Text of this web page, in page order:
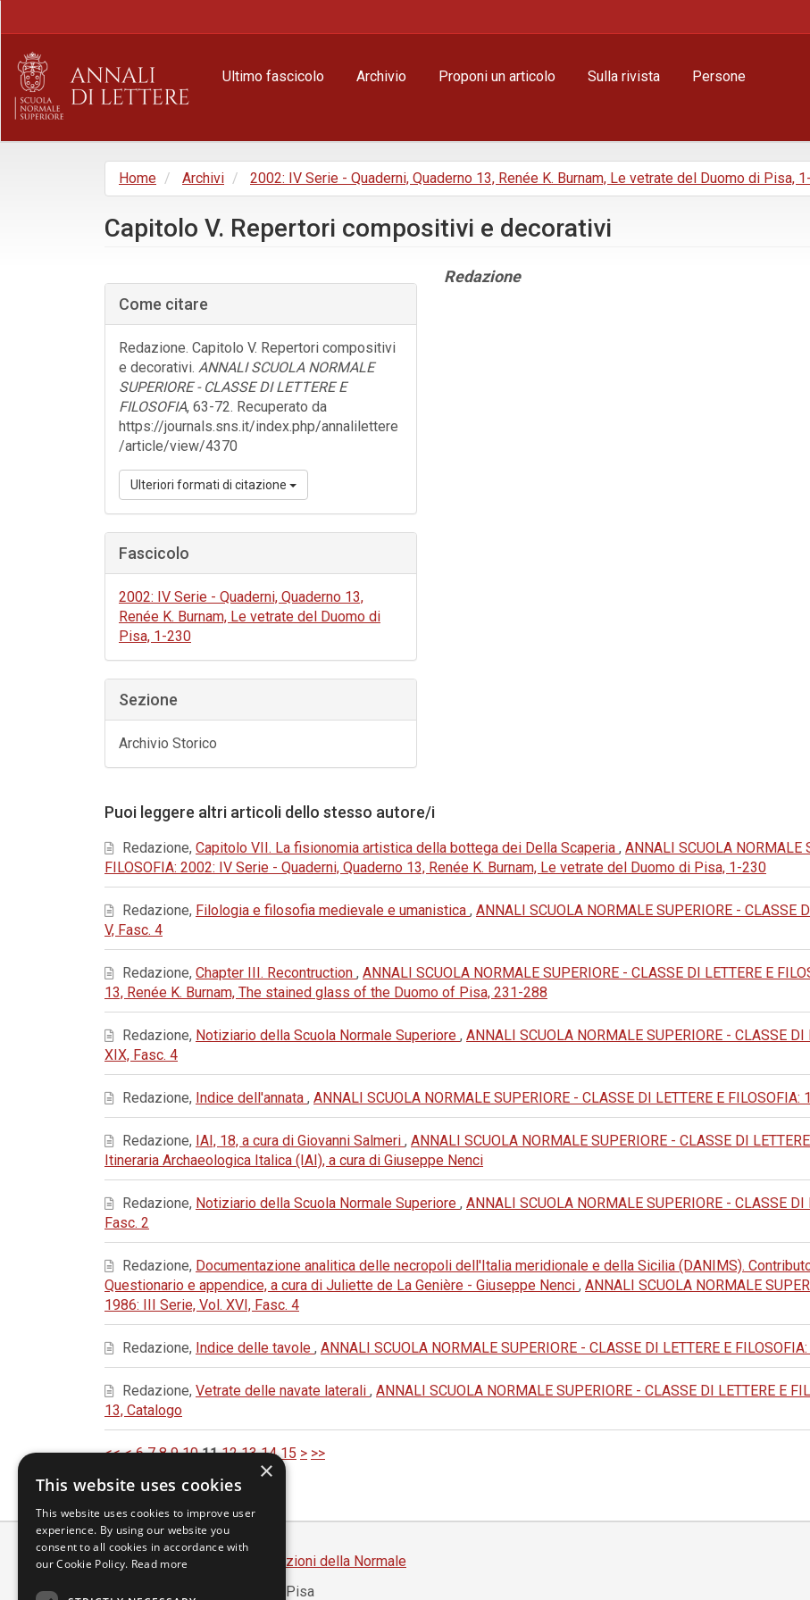
principale
Barra
laterale
Ultimo fascicolo Archivio Proponi un articolo Sulla rivista Persone
Home Archivi 2002: IV Serie - Quaderni, Quaderno 13, Renée K. Burnam, Le vetrate del Duomo di Pisa,
Capitolo V. Repertori compositivi e decorativi
laterale
dell'articolo
Come citare
Redazione. Capitolo V. Repertori compositivi
e decorativi. ANNALI SCUOLA NORMALE
SUPERIORE - CLASSE DI LETTERE E
FILOSOFIA, 63-72. Recuperato da
https://journals.sns.it/index.php/annalilettere
/article/view/4370
Ulteriori formati di citazione
Fascicolo
2002: IV Serie - Quaderni, Quaderno 13,
Renée K. Burnam, Le vetrate del Duomo di
Pisa, 1-230
Sezione
Archivio Storico
Contenuto
Redazione
Puoi leggere altri articoli dello stesso autore/i
Redazione, Capitolo VII. La fisionomia artistica della bottega dei Della Scaperia , ANNALI SCUOLA NORMALE
FILOSOFIA: 2002: IV Serie - Quaderni, Quaderno 13, Renée K. Burnam, Le vetrate del Duomo di Pisa, 1-230
Redazione, Filologia e filosofia medievale e umanistica , ANNALI SCUOLA NORMALE SUPERIORE - CLASSE
V, Fasc. 4
Redazione, Chapter III. Recontruction , ANNALI SCUOLA NORMALE SUPERIORE - CLASSE DI LETTERE E
13, Renée K. Burnam, The stained glass of the Duomo of Pisa, 231-288
Redazione, Notiziario della Scuola Normale Superiore , ANNALI SCUOLA NORMALE SUPERIORE - CLASSE
XIX, Fasc. 4
Redazione, Indice dell'annata , ANNALI SCUOLA NORMALE SUPERIORE - CLASSE DI LETTERE E
Redazione, IAI, 18, a cura di Giovanni Salmeri , ANNALI SCUOLA NORMALE SUPERIORE - CLASSE DI
Itineraria Archaeologica Italica (IAI), a cura di Giuseppe Nenci
Redazione, Notiziario della Scuola Normale Superiore , ANNALI SCUOLA NORMALE SUPERIORE - CLASSE
Fasc. 2
Redazione, Documentazione analitica delle necropoli dell'Italia meridionale e della Sicilia (DANIMS).
Questionario e appendice, a cura di Juliette de La Genière - Giuseppe Nenci , ANNALI SCUOLA NORMALE
1986: III Serie, Vol. XVI, Fasc. 4
Redazione, Indice delle tavole , ANNALI SCUOLA NORMALE SUPERIORE - CLASSE DI LETTERE E
Redazione, Vetrate delle navate laterali , ANNALI SCUOLA NORMALE SUPERIORE - CLASSE DI LETTERE E
13, Catalogo
<< < 6 7 8 9 10 11 12 13 14 15 > >>
Scuola Normale Superiore
Edizioni della Normale
Piazza dei Cavalieri, 7 - 56126 Pisa
×
This website uses cookies
This website uses cookies to improve user
experience. By using our website you
consent to all cookies in accordance with
our Cookie Policy. Read more